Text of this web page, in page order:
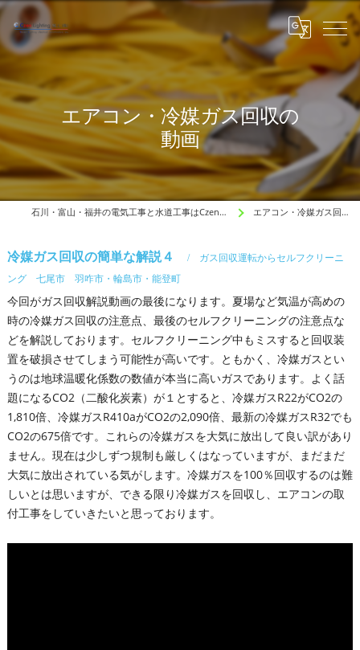
エアコン・冷媒ガス回収の
動画
石川・富山・福井の電気工事と水道工事はCzen Lighting 電工 エアコン・冷媒ガス回収の動画
冷媒ガス回収の簡単な解説４
ガス回収運転からセルフクリーニ
ング 七尾市 羽咋市・輪島市・能登町
今回がガス回収解説動画の最後になります。夏場など気温が高めの
時の冷媒ガス回収の注意点、最後のセルフクリーニングの注意点な
どを解説しております。セルフクリーニング中もミスすると回収装
置を破損させてしまう可能性が高いです。ともかく、冷媒ガスとい
うのは地球温暖化係数の数値が本当に高いガスであります。よく話
題になるCO2（二酸化炭素）が１とすると、冷媒ガスR22がCO2の
1,810倍、冷媒ガスR410aがCO2の2,090倍、最新の冷媒ガスR32でも
CO2の675倍です。これらの冷媒ガスを大気に放出して良い訳があり
ません。現在は少しずつ規制も厳しくはなっていますが、まだまだ
大気に放出されている気がします。冷媒ガスを100％回収するのは難
しいとは思いますが、できる限り冷媒ガスを回収し、エアコンの取
付工事をしていきたいと思っております。